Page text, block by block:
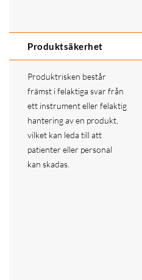
Produktsäkerhet
Produktrisken består
främst i felaktiga svar från
ett instrument eller felaktig
hantering av en produkt,
vilket kan leda till att
patienter eller personal
kan skadas.